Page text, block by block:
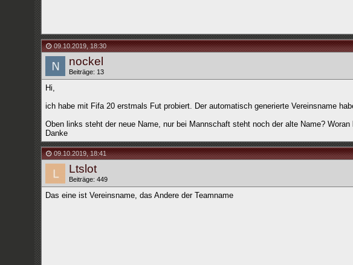
09.10.2019,18:30
nockel
Beiträge: 13
Hi,
ich habe mit Fifa 20 erstmals Fut probiert. Der automatisch generierte Vereinsname
Oben links steht der neue Name, nur bei Mannschaft steht noch der alte Name? Woran
Danke
09.10.2019,18:41
Ltslot
Beiträge: 449
Das eine ist Vereinsname, das Andere der Teamname